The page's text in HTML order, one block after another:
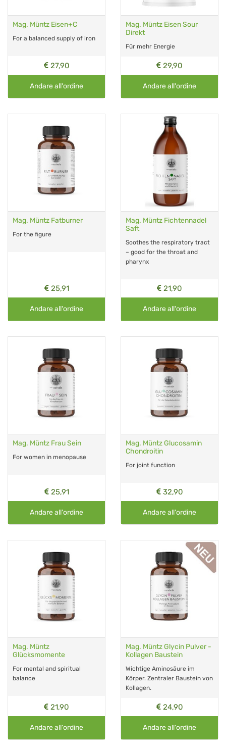
Mag. Müntz Eisen+C
For a balanced supply of iron
27,90
Andare all'ordine
Mag. Müntz Eisen Sour
Direkt
Für mehr Energie
29,90
Andare all'ordine
Mag. Müntz Fatburner
For the figure
25,91
Andare all'ordine
Mag. Müntz Fichtennadel
Saft
Soothes the respiratory tract
– good for the throat and
pharynx
21,90
Andare all'ordine
Mag. Müntz Frau Sein
For women in menopause
25,91
Andare all'ordine
Mag. Müntz Glucosamin
Chondroitin
For joint function
32,90
Andare all'ordine
Mag. Müntz
Glücksmomente
For mental and spiritual
balance
21,90
Andare all'ordine
Mag. Müntz Glycin Pulver -
Kollagen Baustein
Wichtige Aminosäure im
Körper. Zentraler Baustein von
Kollagen.
24,90
Andare all'ordine